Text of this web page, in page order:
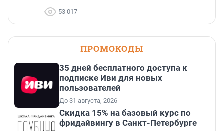
53 017
ПРОМОКОДЫ
35 дней бесплатного доступа к
подписке Иви для новых
пользователей
До 31 августа, 2026
Скидка 15% на базовый курс по
фридайвингу в Санкт-Петербурге